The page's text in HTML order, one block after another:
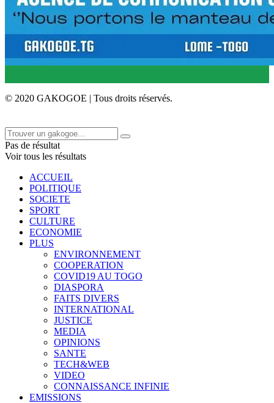
© 2020 GAKOGOE | Tous droits réservés.
Pas de résultat
Voir tous les résultats
ACCUEIL
POLITIQUE
SOCIETE
SPORT
CULTURE
ECONOMIE
PLUS
ENVIRONNEMENT
COOPERATION
COVID19 AU TOGO
DIASPORA
FAITS DIVERS
INTERNATIONAL
JUSTICE
MEDIA
OPINIONS
SANTE
TECH&WEB
VIDEO
CONNAISSANCE INFINIE
EMISSIONS